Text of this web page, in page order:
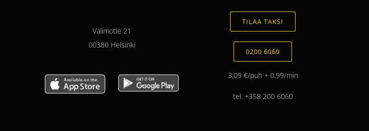
Valimotie 21
00380 Helsinki
TILAA TAKSI
0200 6060
3,09 €/puh + 0,99/min
tel. +358 200 6060